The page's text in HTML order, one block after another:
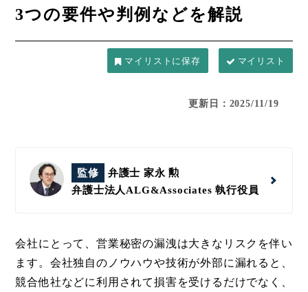
3つの要件や判例などを解説
マイリスト
更新日：2025/11/19
監修
弁護士 家永 勲
弁護士法人ALG&Associates執行役員
会社にとって、営業秘密の漏洩は大きなリスクを伴い
ます。会社独自のノウハウや技術が外部に漏れると、
競合他社などに利用されて損害を受けるだけでなく、